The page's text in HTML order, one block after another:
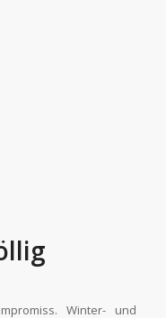
Winter- und